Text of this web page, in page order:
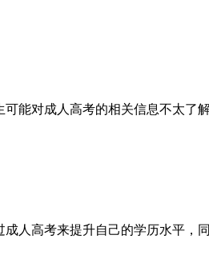
对成人高考的相关信息不太了
人高考来提升自己的学历水平